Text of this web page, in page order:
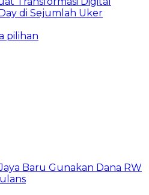
di Sejumlah Uker
pilihan
Baru Gunakan Dana RW